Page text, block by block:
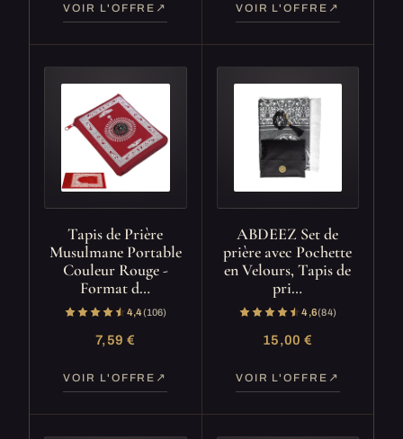
VOIR L'OFFRE VOIR L'OFFRE
Tapis de Prière
Musulmane Portable
Couleur Rouge -
Format d…
4,4(106)
7,59 €
VOIR L'OFFRE
ABDEEZ Set de
prière avec Pochette
en Velours, Tapis de
pri…
4,6(84)
15,00 €
VOIR L'OFFRE